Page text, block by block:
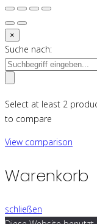
×
Suche nach:
Select at least 2
to compare
View comparison
Warenkorb
schließen